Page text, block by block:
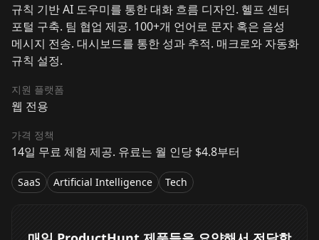
규칙 기반 AI 도우미를 통한 대화 흐름 디자인. 헬프 센터
포털 구축. 팀 협업 제공. 100+개 언어로 문자 혹은 음성
메시지 전송. 대시보드를 통한 성과 추적. 매크로와 자동화
규칙 설정.
지원 플랫폼
웹 전용
가격 정책
14일 무료 체험 제공. 유료는 월 인당 $4.8부터
SaaS Artificial Intelligence Tech